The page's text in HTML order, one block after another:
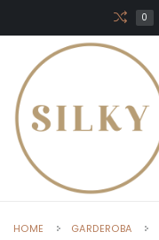
0
HOME GARDEROBA